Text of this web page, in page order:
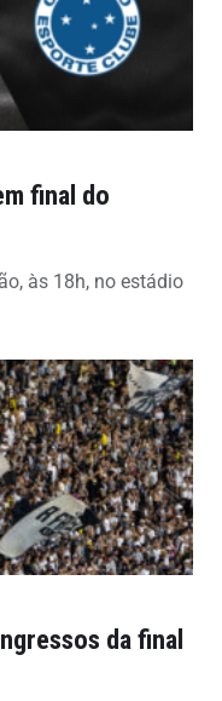
final do
às 18h, no estádio
da final